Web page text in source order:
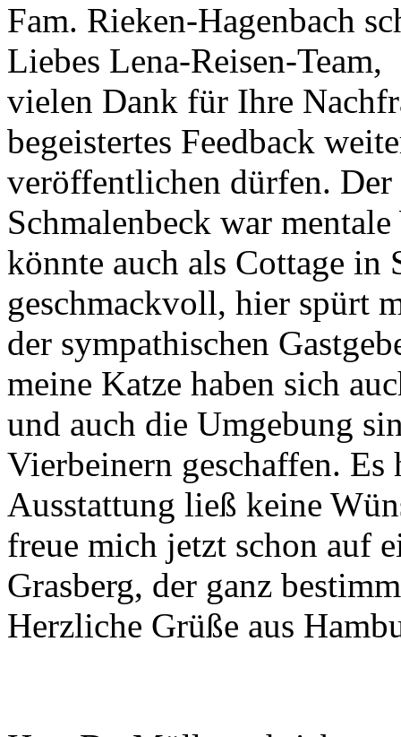
Fam. Rieken-Hagenbach
Liebes Lena-Reisen-Team,
vielen Dank für Ihre
begeistertes Feedback
veröffentlichen dürfen.
Schmalenbeck war
könnte auch als Cottage in
geschmackvoll, hier spürt
der sympathischen
meine Katze haben sich
und auch die Umgebung
Vierbeinern geschaffen.
Ausstattung ließ keine
freue mich jetzt schon auf
Grasberg, der ganz
Herzliche Grüße aus